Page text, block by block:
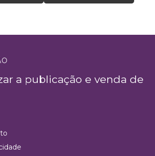
a publicação e venda de